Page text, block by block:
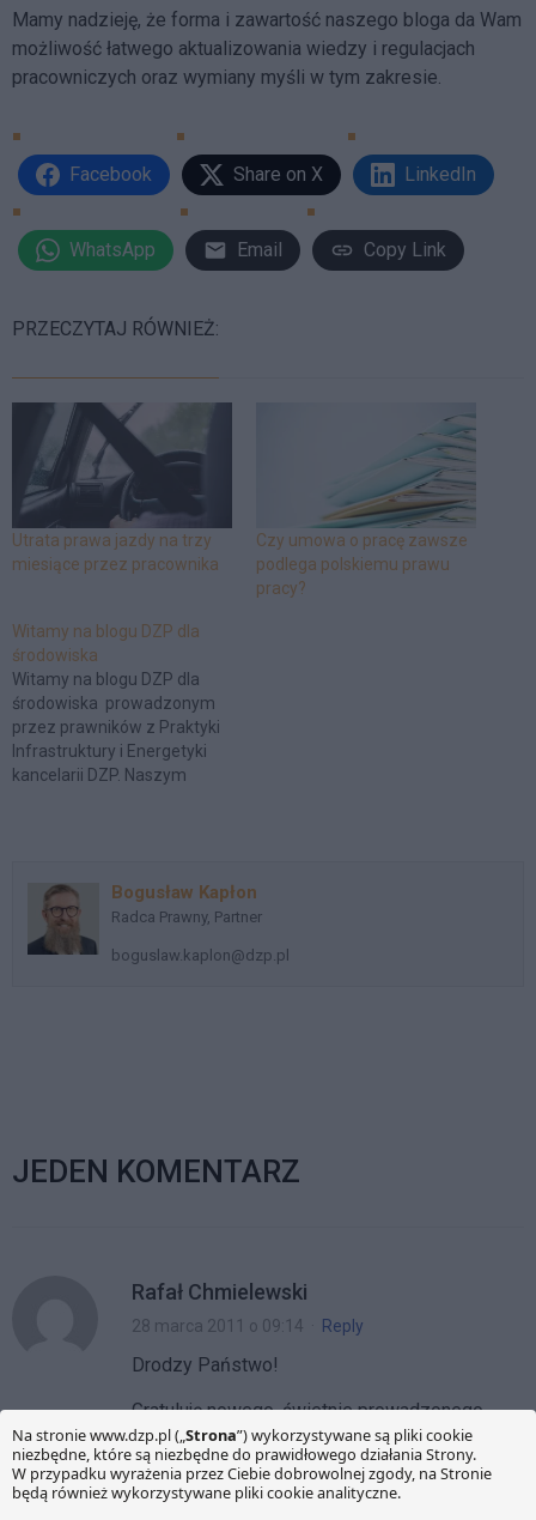
Mamy nadzieję, że forma i zawartość naszego bloga da Wam
możliwość łatwego aktualizowania wiedzy i regulacjach
pracowniczych oraz wymiany myśli w tym zakresie.
Facebook Share on X LinkedIn
WhatsApp Email Copy Link
PRZECZYTAJ RÓWNIEŻ:
Utrata prawa jazdy na trzy
miesiące przez pracownika
Czy umowa o pracę zawsze
podlega polskiemu prawu
pracy?
Witamy na blogu DZP dla
środowiska
Witamy na blogu DZP dla
środowiska prowadzonym
przez prawników z Praktyki
Infrastruktury i Energetyki
kancelarii DZP. Naszym
najciekawszych i najbardziej
frapujących tematów
związanych z realizacją
inwestycji (w tym
Bogusław Kapłon
Radca Prawny, Partner
boguslaw.kaplon@dzp.pl
JEDEN KOMENTARZ
Rafał Chmielewski
28 marca 2011 o 09:14 Reply
Drodzy Państwo!
Gratuluję nowego, świetnie prowadzonego
bloga! Jestem wiernym kibicem! 🙂
Pozdrawiam i życzę powodzenia!